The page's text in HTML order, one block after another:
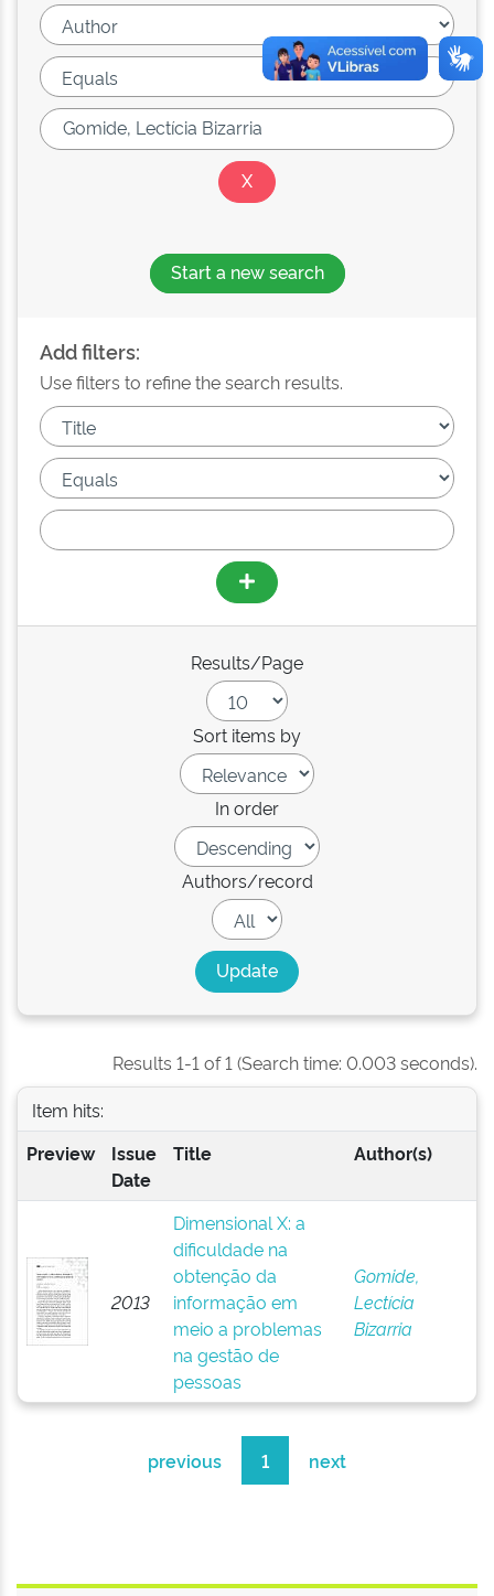
Start a new search
Add filters:
Use filters to refine the search results.
Results/Page
Sort items by
In order
Authors/record
Results 1-1 of 1 (Search time: 0.003 seconds).
Item hits:
Preview
Issue
Date
Title Author(s)
2013
Dimensional X: a
dificuldade na
obtenção da
informação em
meio a problemas
na gestão de
pessoas
Gomide,
Lectícia
Bizarria
previous 1 next